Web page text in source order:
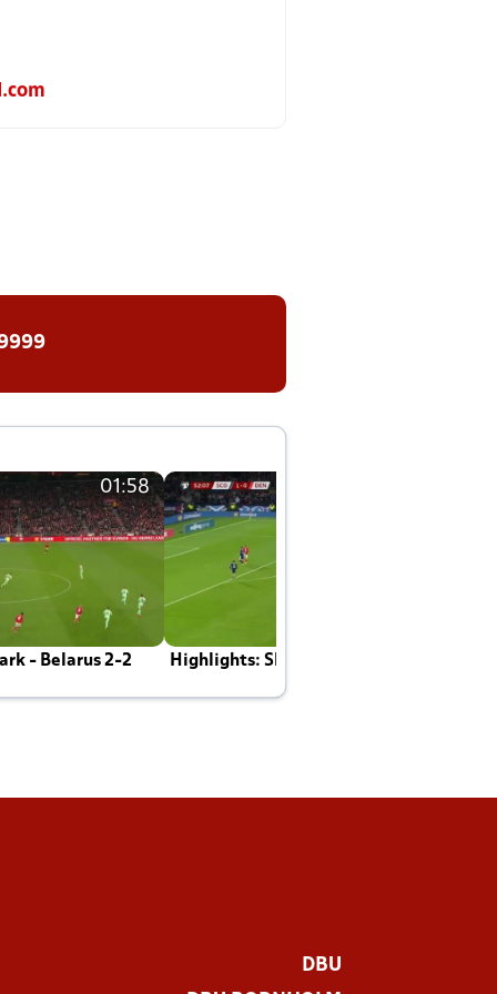
01:58
- Belarus 2-2 Highlights: Skotland - Danmark 4-2
DBU